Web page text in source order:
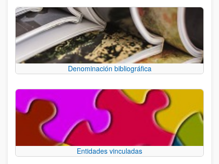
Denominación bibliográfica
Entidades vinculadas